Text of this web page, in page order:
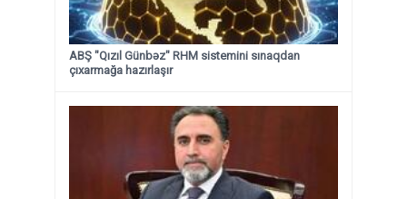
ABŞ "Qızıl Günbəz" RHM sistemini sınaqdan
çıxarmağa hazırlaşır